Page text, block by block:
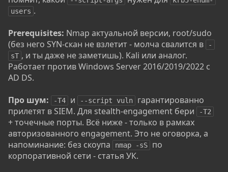
users .
Prerequisites: Nmap актуальной версии, root/sudo
(без него SYN-скан не взлетит - молча свалится в
-
sT , и ты даже не заметишь). Kali или аналог.
Работает против Windows Server 2016/2019/2022 с
AD DS.
Про шум:
-T4 и --script vuln
гарантированно
прилетят в SIEM. Для stealth-engagement бери
-T2
+ точечные порты. Всё ниже - только в рамках
авторизованного engagement. Это не оговорка, а
напоминание: без скоупа
nmap -sS
по
корпоративной сети - статья УК.